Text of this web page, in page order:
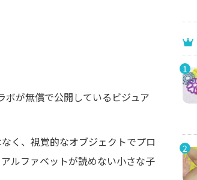
が無償で公開しているビジュア
く、視覚的なオブジェクトでプロ
ルファベットが読めない小さな子
1
2